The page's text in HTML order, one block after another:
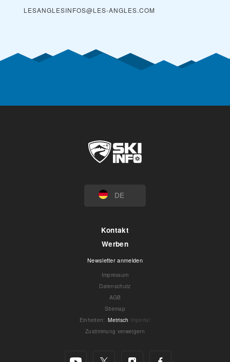
LESANGLESINFOS@LES-ANGLES.COM
DE
Kontakt
Werben
Newsletter anmelden
Impressum
Datenschutz
AGB
Sitemap
Einheiten: Metrisch Imperial
Zustimmung verweigern